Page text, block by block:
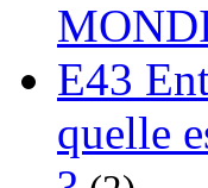
E43
quelle